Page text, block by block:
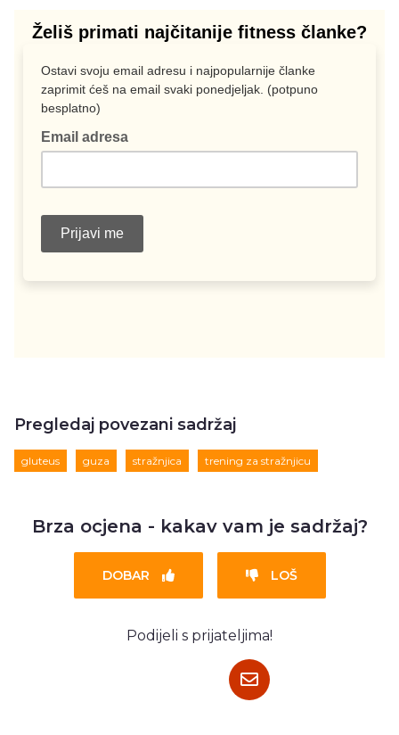
Pregledaj povezani sadržaj
gluteus guza stražnjica trening za stražnjicu
Brza ocjena - kakav vam je sadržaj?
DOBAR LOŠ
Podijeli s prijateljima!